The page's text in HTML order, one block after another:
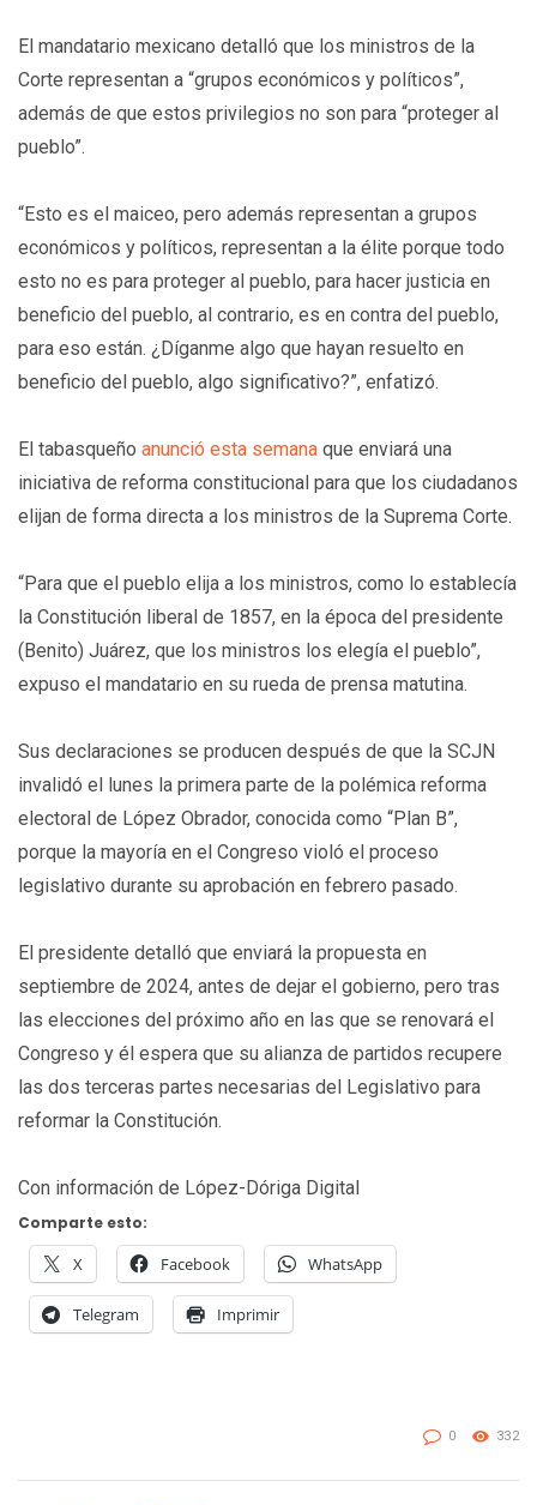
El mandatario mexicano detalló que los ministros de la
Corte representan a “grupos económicos y políticos”,
además de que estos privilegios no son para “proteger al
pueblo”.
“Esto es el maiceo, pero además representan a grupos
económicos y políticos, representan a la élite porque todo
esto no es para proteger al pueblo, para hacer justicia en
beneficio del pueblo, al contrario, es en contra del pueblo,
para eso están. ¿Díganme algo que hayan resuelto en
beneficio del pueblo, algo significativo?”, enfatizó.
El tabasqueño anunció esta semana que enviará una
iniciativa de reforma constitucional para que los ciudadanos
elijan de forma directa a los ministros de la Suprema Corte.
“Para que el pueblo elija a los ministros, como lo establecía
la Constitución liberal de 1857, en la época del presidente
(Benito) Juárez, que los ministros los elegía el pueblo”,
expuso el mandatario en su rueda de prensa matutina.
Sus declaraciones se producen después de que la SCJN
invalidó el lunes la primera parte de la polémica reforma
electoral de López Obrador, conocida como “Plan B”,
porque la mayoría en el Congreso violó el proceso
legislativo durante su aprobación en febrero pasado.
El presidente detalló que enviará la propuesta en
septiembre de 2024, antes de dejar el gobierno, pero tras
las elecciones del próximo año en las que se renovará el
Congreso y él espera que su alianza de partidos recupere
las dos terceras partes necesarias del Legislativo para
reformar la Constitución.
Con información de López-Dóriga Digital
Comparte esto:
X Facebook WhatsApp
Telegram Imprimir
0 332